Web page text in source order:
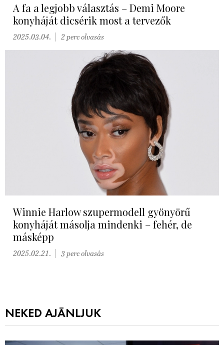
A fa a legjobb választás – Demi Moore
konyháját dicsérik most a tervezők
2025.03.04. 2 perc olvasás
Winnie Harlow szupermodell gyönyörű
konyháját másolja mindenki – fehér, de
másképp
2025.02.21. 3 perc olvasás
NEKED AJÁNLJUK